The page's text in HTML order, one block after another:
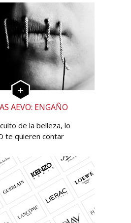
AEVO: ENGAÑO
de la belleza, lo
te quieren contar